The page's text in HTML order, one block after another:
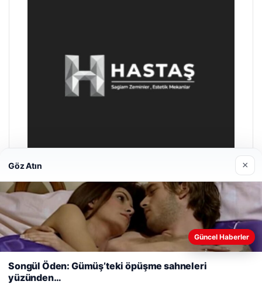
Enes Kaplan Avukatlık Bürosu
28/04/2026
Web sitemizi nasıl kullandığınızı daha iyi anlayabilmek,
deneyiminizi kişiselleştirmek ve geliştirmek amacıyla çerezler
kullanıyoruz.
Çerez Politikamız
Reddet
Göz Atın ×
Güncel Haberler
Songül Öden: Gümüş’teki öpüşme sahneleri
yüzünden…